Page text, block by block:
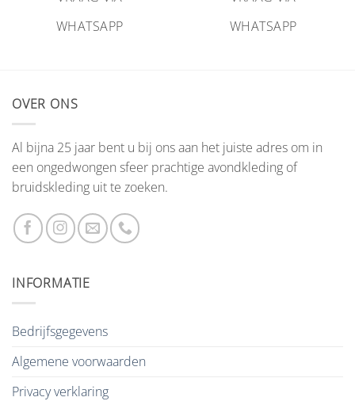
WHATSAPP
WHATSAPP
OVER ONS
Al bijna 25 jaar bent u bij ons aan het juiste adres om in
een ongedwongen sfeer prachtige avondkleding of
bruidskleding uit te zoeken.
INFORMATIE
Bedrijfsgegevens
Algemene voorwaarden
Privacy verklaring